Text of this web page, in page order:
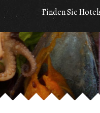
Finden Sie